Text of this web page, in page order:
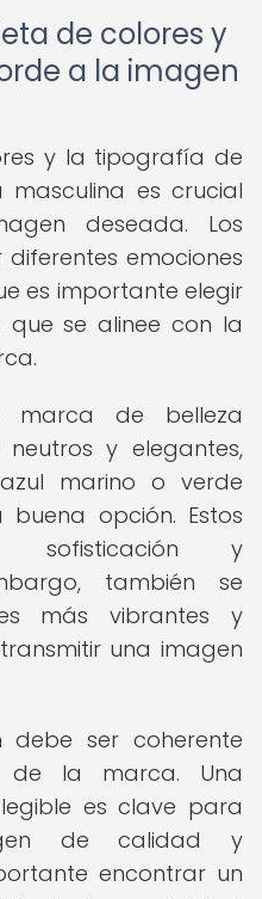
de colores y
a la imagen
y la tipografía de
es crucial
deseada. Los
emociones
es importante elegir
se alinee con la
de belleza
y elegantes,
marino o verde
buena opción. Estos
sofisticación y
también se
más vibrantes y
una imagen
ser coherente
de la marca. Una
es clave para
de calidad y
encontrar un